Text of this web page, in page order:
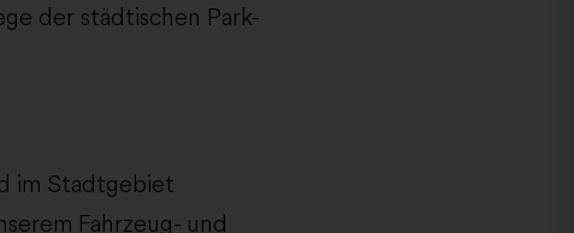
der städtischen Park-
im Stadtgebiet
Fahrzeug- und